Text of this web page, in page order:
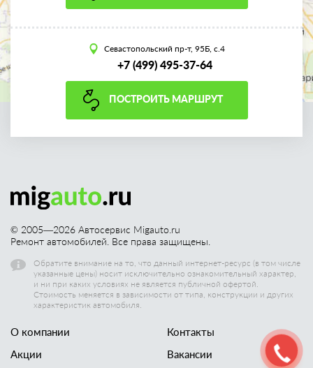
Севастопольский пр-т, 95Б, с.4
+7 (499) 495-37-64
ПОСТРОИТЬ МАРШРУТ
© 2005—2026 Автосервис Migauto.ru
Ремонт автомобилей. Все права защищены.
Обратите внимание на то, что данный интернет-ресурс (в том числе
указанные цены) носит исключительно ознакомительный характер,
и ни при каких условиях не является публичной офертой.
Стоимость меняется в зависимости от типа, конструкции и других
характеристик автомобиля.
О компании
Акции
Контакты
Вакансии